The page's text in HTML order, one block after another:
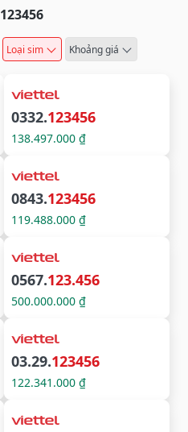
123456
Loại sim Khoảng giá
0332.123456
138.497.000 ₫
0843.123456
119.488.000 ₫
0567.123.456
500.000.000 ₫
03.29.123456
122.341.000 ₫